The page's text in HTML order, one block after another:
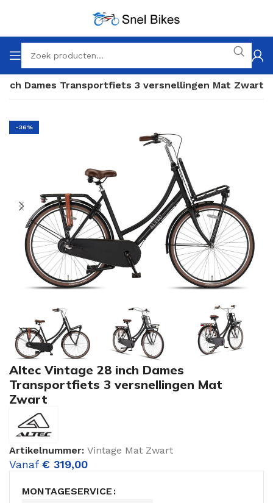
Dames Transportfiets 3 versnellingen Mat Zwart
-36%
Altec Vintage 28 inch Dames
Transportfiets 3 versnellingen Mat
Zwart
Artikelnummer: Vintage Mat Zwart
Vanaf € 319,00
MONTAGESERVICE